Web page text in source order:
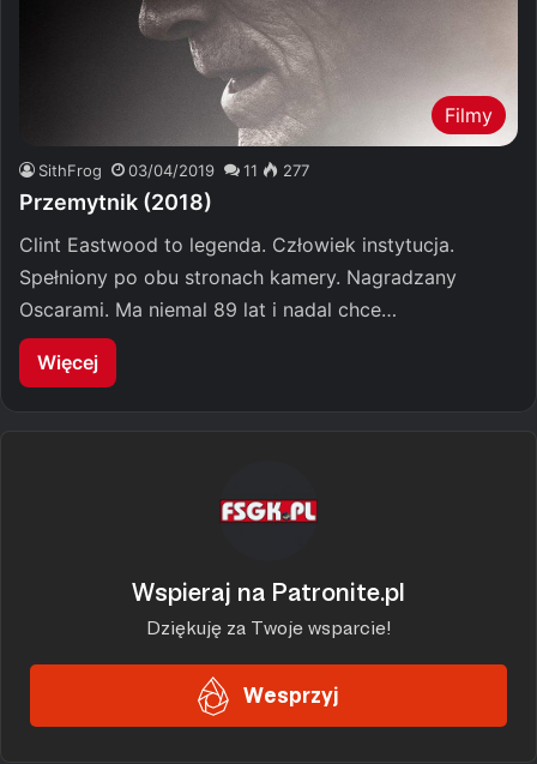
Filmy
SithFrog 03/04/2019 11 277
Przemytnik (2018)
Clint Eastwood to legenda. Człowiek instytucja.
Spełniony po obu stronach kamery. Nagradzany
Oscarami. Ma niemal 89 lat i nadal chce…
Więcej